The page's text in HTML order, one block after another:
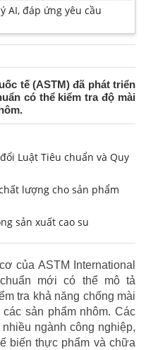
AI, đáp ứng yêu cầu
tế (ASTM) đã phát triển
có thể kiểm tra độ mài
Luật Tiêu chuẩn và Quy
lượng cho sản phẩm
sản xuất cao su
của ASTM International
mới có thể mô tả
tra khả năng chống mài
sản phẩm nhôm. Các
ngành công nghiệp,
biến thực phẩm và chữa